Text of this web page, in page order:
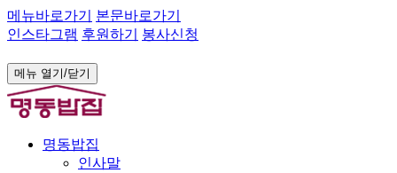
메뉴바로가기
본문바로가기
인스타그램 후원하기 봉사신청
메뉴 열기/닫기
명동밥집
인사말